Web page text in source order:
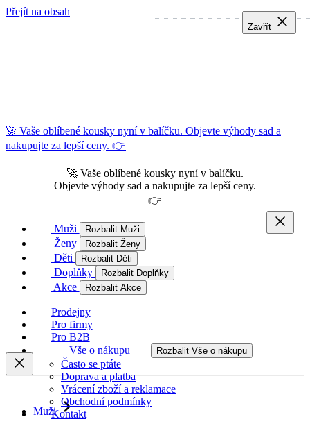
Přejít na obsah
🚀 Vaše oblíbené kousky nyní v balíčku. Objevte výhody sad a
nakupujte za lepší ceny. 👉
🚀 Vaše oblíbené kousky nyní v balíčku.
Objevte výhody sad a nakupujte za lepší ceny.
👉
Muži Rozbalit Muži
Ženy Rozbalit Ženy
Děti Rozbalit Děti
Doplňky Rozbalit Doplňky
Akce Rozbalit Akce
Prodejny
Pro firmy
Pro B2B
Vše o nákupu
Rozbalit Vše o nákupu
Často se ptáte
Doprava a platba
Vrácení zboží a reklamace
Obchodní podmínky
Kontakt
Muži
Zavřít
Zavřít
Zavřít